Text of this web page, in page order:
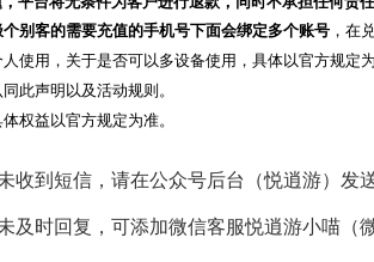
个别客的需要充值的手机号下面会绑定多个账号 ，在
使用，关于是否可以多设备使用，具体以官方规定
此声明以及活动规则。
权益以官方规定为准。
收到短信，请在公众号后台（悦逍游）
及时回复，可添加微信客服悦逍游小喵